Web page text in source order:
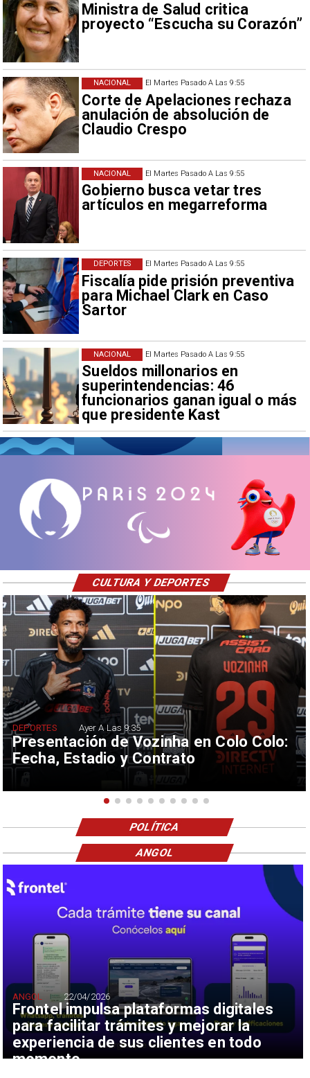
Ministra de Salud critica
proyecto “Escucha su Corazón”
El Martes Pasado A Las 9:55
Corte de Apelaciones rechaza
anulación de absolución de
Claudio Crespo
NACIONAL
El Martes Pasado A Las 9:55
Gobierno busca vetar tres
artículos en megarreforma
NACIONAL
El Martes Pasado A Las 9:55
Fiscalía pide prisión preventiva
para Michael Clark en Caso
Sartor
DEPORTES
El Martes Pasado A Las 9:55
Sueldos millonarios en
superintendencias: 46
funcionarios ganan igual o más
que presidente Kast
NACIONAL
Presentación de Vozinha en Colo Colo:
Fecha, Estadio y Contrato
DEPORTES Ayer A Las 9:35
CULTURA Y DEPORTES
POLÍTICA
Frontel impulsa plataformas digitales
para facilitar trámites y mejorar la
experiencia de sus clientes en todo
momento
ANGOL 22/04/2026
ANGOL